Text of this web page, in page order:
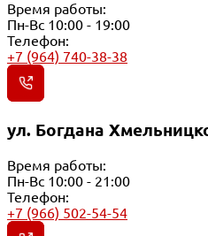
Время работы:
Пн-Вс 10:00 - 19:00
Телефон:
+7 (964) 740-38-38
ул. Богдана
Время работы:
Пн-Вс 10:00 - 21:00
Телефон:
+7 (966) 502-54-54